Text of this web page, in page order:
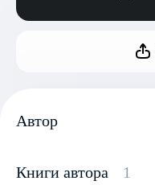
Автор
Книги автора 1